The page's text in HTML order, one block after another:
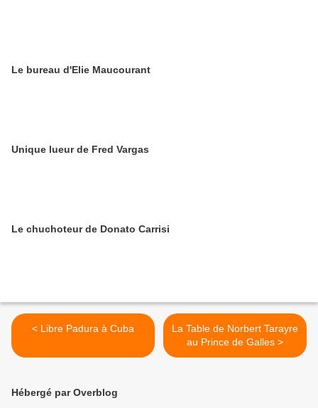
Le bureau d'Elie Maucourant
Unique lueur de Fred Vargas
Le chuchoteur de Donato Carrisi
< Libre Padura à Cuba
La Table de Norbert Tarayre
au Prince de Galles >
Hébergé par Overblog